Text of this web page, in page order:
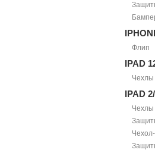
Флип
IPAD
Чехлы
IPAD
Чехлы